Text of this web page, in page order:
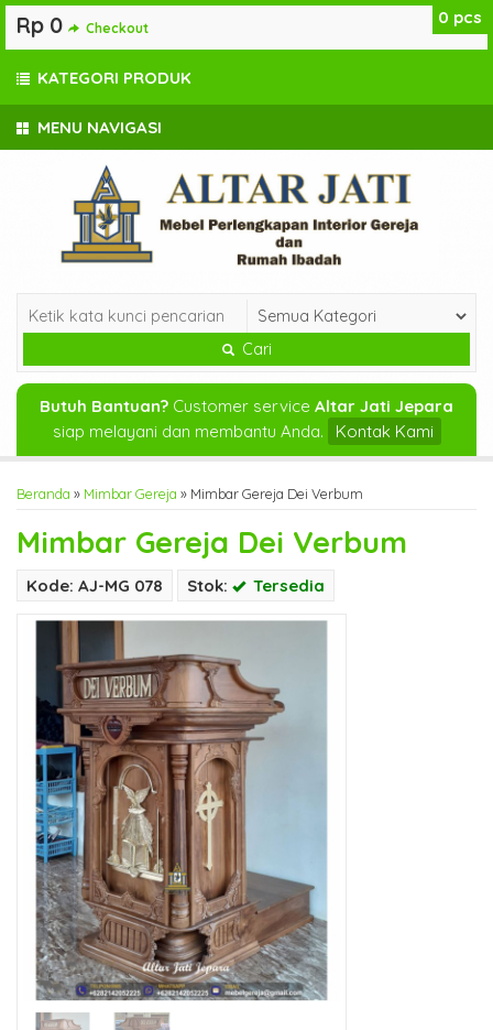
MENU NAVIGASI
Cari
Butuh Bantuan? Customer service Altar Jati Jepara
siap melayani dan membantu Anda.
Kontak Kami
Beranda » Mimbar Gereja » Mimbar Gereja Dei Verbum
Mimbar Gereja Dei Verbum
Kode: AJ-MG 078 Stok: Tersedia
0 pcs
Rp 0 Checkout
KATEGORI PRODUK